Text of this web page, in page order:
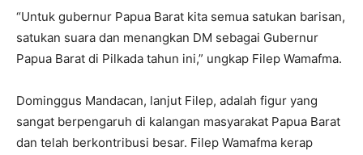
“Untuk gubernur Papua Barat kita semua satukan barisan,
satukan suara dan menangkan DM sebagai Gubernur
Papua Barat di Pilkada tahun ini,” ungkap Filep Wamafma.
Dominggus Mandacan, lanjut Filep, adalah figur yang
sangat berpengaruh di kalangan masyarakat Papua Barat
dan telah berkontribusi besar. Filep Wamafma kerap